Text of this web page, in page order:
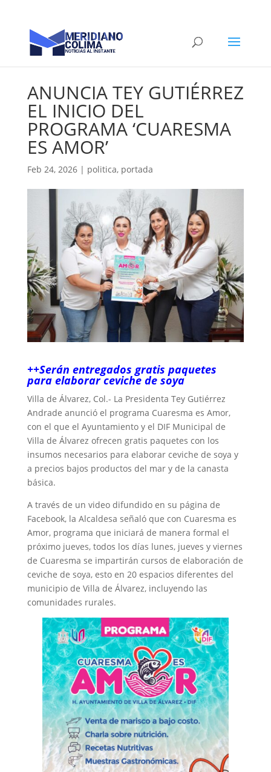
ANUNCIA TEY GUTIÉRREZ
EL INICIO DEL
PROGRAMA ‘CUARESMA
ES AMOR’
Feb 24, 2026| politica, portada
++Serán entregados gratis paquetes
para elaborar ceviche de soya
Villa de Álvarez, Col.- La Presidenta Tey Gutiérrez
Andrade anunció el programa Cuaresma es Amor,
con el que el Ayuntamiento y el DIF Municipal de
Villa de Álvarez ofrecen gratis paquetes con los
insumos necesarios para elaborar ceviche de soya y
a precios bajos productos del mar y de la canasta
básica.
A través de un video difundido en su página de
Facebook, la Alcaldesa señaló que con Cuaresma es
Amor, programa que iniciará de manera formal el
próximo jueves, todos los días lunes, jueves y viernes
de Cuaresma se impartirán cursos de elaboración de
ceviche de soya, esto en 20 espacios diferentes del
municipio de Villa de Álvarez, incluyendo las
comunidades rurales.